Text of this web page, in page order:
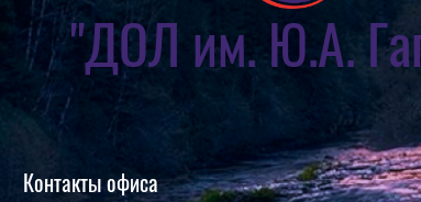
"ДОЛ им. Ю.А.
Контакты офиса